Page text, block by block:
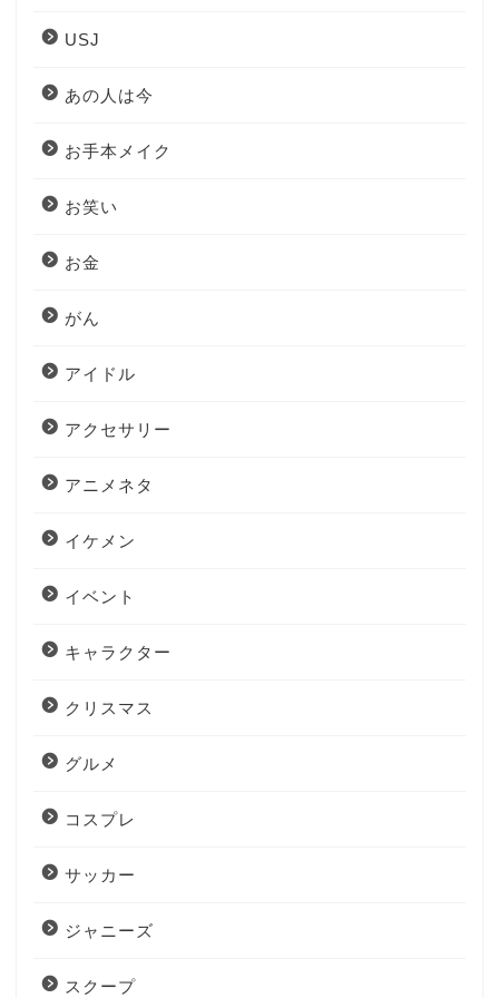
USJ
あの人は今
お手本メイク
お笑い
お金
がん
アイドル
アクセサリー
アニメネタ
イケメン
イベント
キャラクター
クリスマス
グルメ
コスプレ
サッカー
ジャニーズ
スクープ